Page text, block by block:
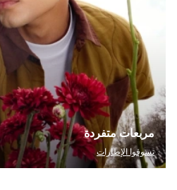
مربعات متفردة
تسوقوا الإطارات